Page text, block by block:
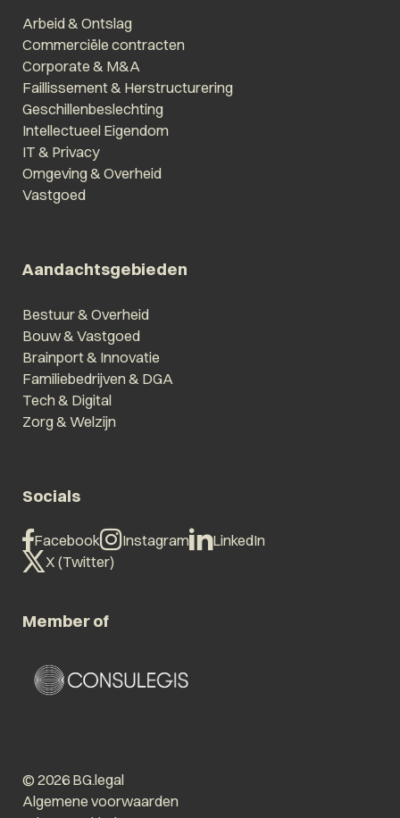
Arbeid & Ontslag
Commerciële contracten
Corporate & M&A
Faillissement & Herstructurering
Geschillenbeslechting
Intellectueel Eigendom
IT & Privacy
Omgeving & Overheid
Vastgoed
Aandachtsgebieden
Bestuur & Overheid
Bouw & Vastgoed
Brainport & Innovatie
Familiebedrijven & DGA
Tech & Digital
Zorg & Welzijn
Socials
Facebook Instagram
LinkedIn
X (Twitter)
Member of
© 2026 BG.legal
Algemene voorwaarden